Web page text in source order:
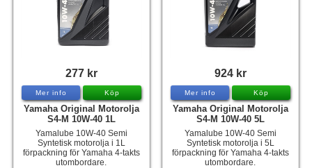
277 kr
Mer info Köp
Yamaha Original Motorolja
S4-M 10W-40 1L
Yamalube 10W-40 Semi
Syntetisk motorolja i 1L
förpackning för Yamaha 4-takts
utombordare.
924 kr
Mer info Köp
Yamaha Original Motorolja
S4-M 10W-40 5L
Yamalube 10W-40 Semi
Syntetisk motorolja i 5L
förpackning för Yamaha 4-takts
utombordare.